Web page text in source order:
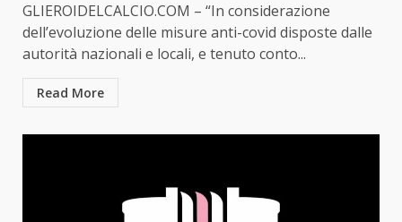
GLIEROIDELCALCIO.COM – “In considerazione
dell’evoluzione delle misure anti-covid disposte dalle
autorità nazionali e locali, e tenuto conto...
Read More